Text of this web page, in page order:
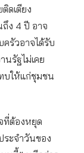
ดเตียง
ง 4 ปี อาจ
รัวอาจได้รับ
รัฐไม่เคย
บให้แก่ชุมชน
ที่ต้องหยุด
ะจำวันของ